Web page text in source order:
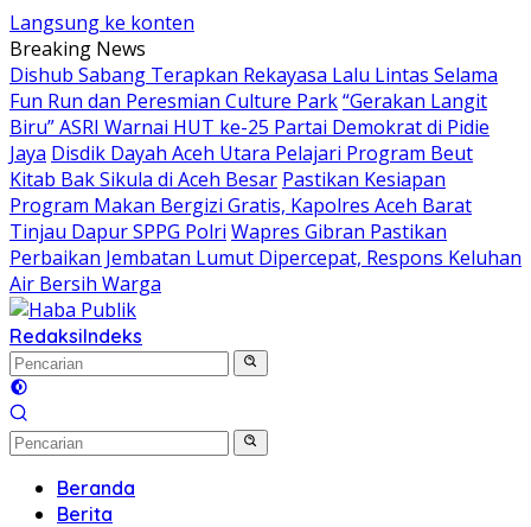
Langsung ke konten
Breaking News
Dishub Sabang Terapkan Rekayasa Lalu Lintas Selama
Fun Run dan Peresmian Culture Park“Gerakan Langit
Biru” ASRI Warnai HUT ke-25 Partai Demokrat di Pidie
Jaya Disdik Dayah Aceh Utara Pelajari Program Beut
Kitab Bak Sikula di Aceh Besar Pastikan Kesiapan
Program Makan Bergizi Gratis, Kapolres Aceh Barat
Tinjau Dapur SPPG Polri Wapres Gibran Pastikan
Perbaikan Jembatan Lumut Dipercepat, Respons Keluhan
Air Bersih Warga
RedaksiIndeks
Beranda
Berita